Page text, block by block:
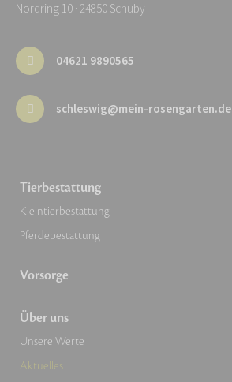
Nordring 10 · 24850 Schuby
04621 9890565
schleswig@mein-rosengarten.de
Tierbestattung
Kleintierbestattung
Pferdebestattung
Vorsorge
Über uns
Unsere Werte
Aktuelles